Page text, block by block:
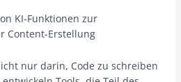
KI-Funktionen zur
Content-Erstellung
nur darin, Code zu schreiben